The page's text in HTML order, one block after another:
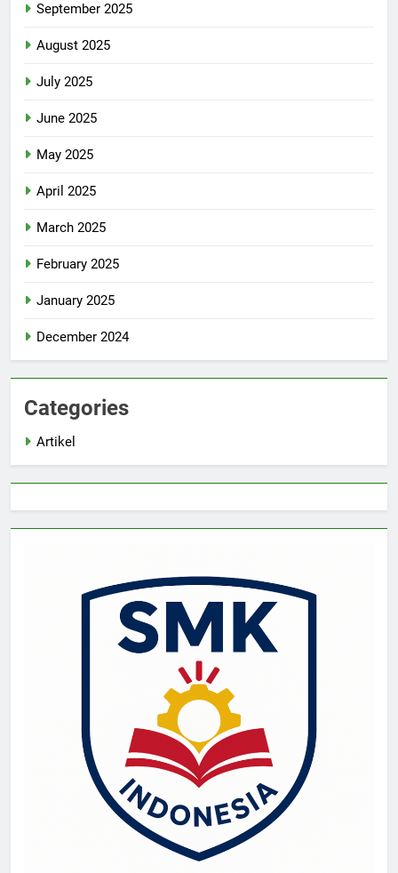
September 2025
August 2025
July 2025
June 2025
May 2025
April 2025
March 2025
February 2025
January 2025
December 2024
Categories
Artikel